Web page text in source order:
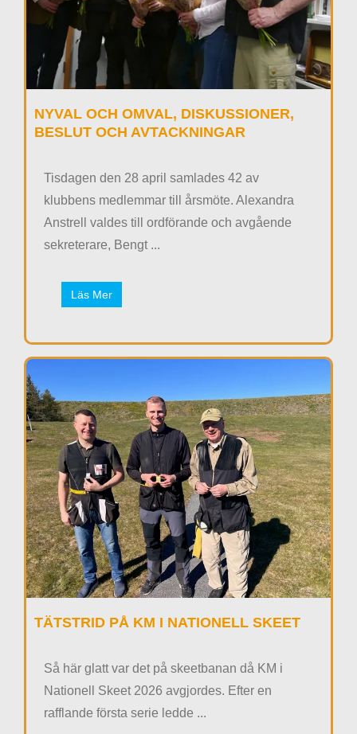
NYVAL OCH OMVAL, DISKUSSIONER,
BESLUT OCH AVTACKNINGAR
Tisdagen den 28 april samlades 42 av
klubbens medlemmar till årsmöte. Alexandra
Anstrell valdes till ordförande och avgående
sekreterare, Bengt ...
Läs Mer
TÄTSTRID PÅ KM I NATIONELL SKEET
Så här glatt var det på skeetbanan då KM i
Nationell Skeet 2026 avgjordes. Efter en
rafflande första serie ledde ...